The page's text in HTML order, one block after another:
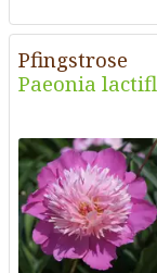
Pfingstrose
Paeonia